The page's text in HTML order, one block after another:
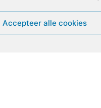
Accepteer alle cookies